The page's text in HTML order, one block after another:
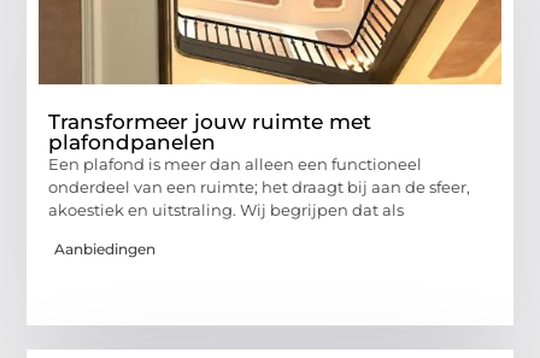
Transformeer jouw ruimte met
plafondpanelen
Een plafond is meer dan alleen een functioneel
onderdeel van een ruimte; het draagt bij aan de sfeer,
akoestiek en uitstraling. Wij begrijpen dat als
Aanbiedingen